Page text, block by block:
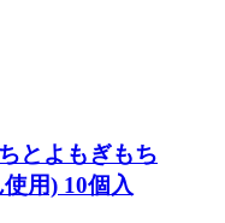
とよもぎもち
用) 10個入